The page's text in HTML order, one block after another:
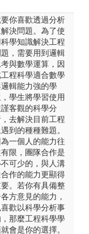
要你喜歡透過分析
決問題。為了使
科學知識解決工程
題，需要用到邏輯
與數學運算，因
程科學適合數學
輯能力強的學
學生將學習使用
客觀的科學分
去解決目前工程
遇到的種種難題。
為一個人的能力往
限，團隊合作是
不可少的，與人溝
作的能力更顯得
。若你有具備整
方意見的能力，
歡以科學分析事
那麼工程科學學
會是你的選擇。